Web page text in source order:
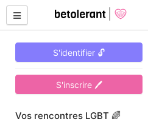
S'identifier 🔓
S'inscrire 🖊
Vos rencontres LGBT 🌈